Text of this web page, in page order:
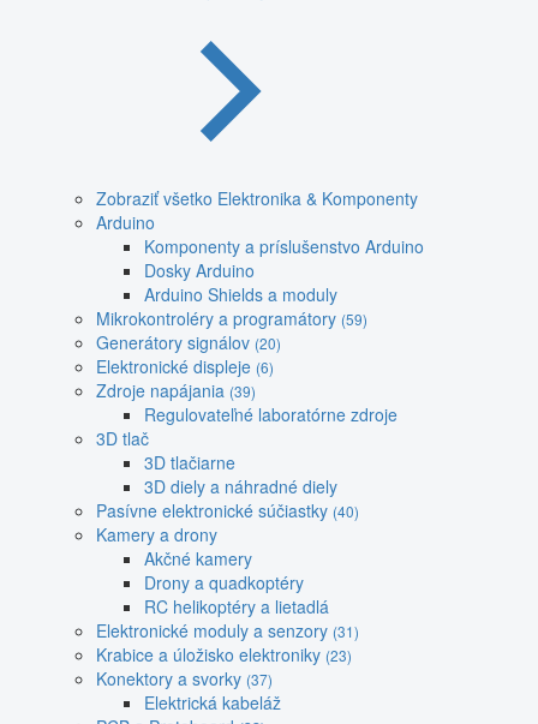
Zobraziť všetko Elektronika & Komponenty
Arduino
Komponenty a príslušenstvo Arduino
Dosky Arduino
Arduino Shields a moduly
Mikrokontroléry a programátory (59)
Generátory signálov (20)
Elektronické displeje (6)
Zdroje napájania (39)
Regulovateľné laboratórne zdroje
3D tlač
3D tlačiarne
3D diely a náhradné diely
Pasívne elektronické súčiastky (40)
Kamery a drony
Akčné kamery
Drony a quadkoptéry
RC helikoptéry a lietadlá
Elektronické moduly a senzory (31)
Krabice a úložisko elektroniky (23)
Konektory a svorky (37)
Elektrická kabeláž